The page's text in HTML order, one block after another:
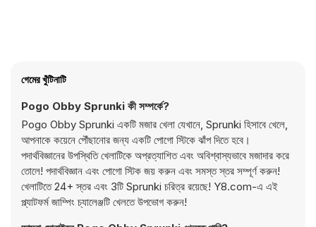
গেমের খুঁটিনাটি
Pogo Obby Sprunki কী সম্পর্কে?
Pogo Obby Sprunki একটি মজার খেলা যেখানে, Sprunki হিসাবে খেলে,
আপনাকে কয়েনে পৌঁছানোর জন্য একটি পোগো স্টিকে ঝাঁপ দিতে হবে।
পদার্থবিজ্ঞানের উপস্থিতি খেলাটিকে অপ্রত্যাশিত এবং অবিশ্বাস্যভাবে মজাদার করে
তোলে! পদার্থবিজ্ঞান এবং পোগো স্টিক জয় করুন এবং সমস্ত স্তর সম্পূর্ণ করুন!
খেলাটিতে 24+ স্তর এবং 3টি Sprunki চরিত্র রয়েছে! Y8.com-এ এই
প্ল্যাটফর্ম জাম্পিং চ্যালেঞ্জটি খেলতে উপভোগ করুন!